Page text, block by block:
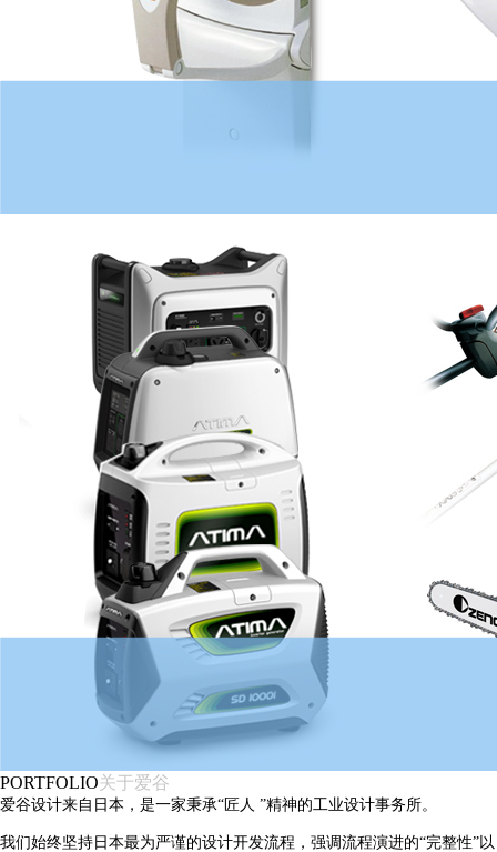
PORTFOLIO关于爱谷
爱谷设计来自日本，是一家秉承“匠人 ”精神的工业设计事务所。
我们始终坚持日本最为严谨的设计开发流程，强调流程演进的“完整性”以